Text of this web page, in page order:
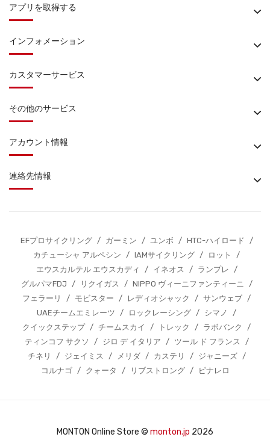
アプリを取得する
インフォメーション
カスタマーサービス
その他のサービス
アカウント情報
連絡先情報
EFプロサイクリング / ガーミン / ユンボ / HTC-ハイロード
/
カチューシャ アルペシン
/ IAMサイクリング / ロット
/
エウスカルテル エウスカディ
/ イネオス / ランプレ
/
グルパマFDJ
/ リクイガス / NIPPO ヴィーニファンティーニ
/
フェラーリ
/ モビスター / レディオシャック / サンウェブ /
UAEチームエミレーツ
/ ロックレーシング / シマノ
/
クイックステップ / チームスカイ / トレック / ラボバンク
/
ティンコフ サクソ
/ ジロ デ イタリア / ツール ド フランス
/
チネリ
/ ジェイミス / メリダ / カステリ / ジャニーズ
/
コルナゴ
/ クォータ / リブストロング / ピナレロ
MONTON Online Store © monton.jp 2026